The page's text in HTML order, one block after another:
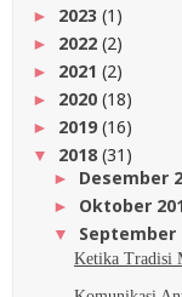
► 2023 (1)
► 2022 (2)
► 2021 (2)
► 2020 (18)
► 2019(16)
▼ 2018 (31)
► Desember
► Oktober
▼ September
Ketika Tradisi